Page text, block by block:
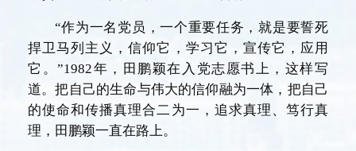
“作为一名党员，一个重要任务，就是要誓死
捍卫马列主义，信仰它，学习它，宣传它，应用
它。”1982年，田鹏颖在入党志愿书上，这样写
道。把自己的生命与伟大的信仰融为一体，把自己
的使命和传播真理合二为一，追求真理、笃行真
理，田鹏颖一直在路上。